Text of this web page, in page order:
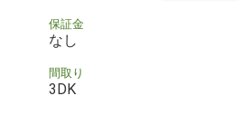
保証金
なし
間取り
3DK